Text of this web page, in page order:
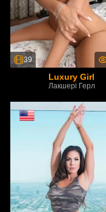
39
Luxury Girl
Лакшері Герл